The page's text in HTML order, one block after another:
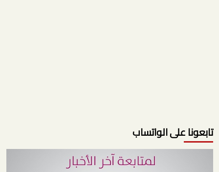
تابعونا على الواتساب